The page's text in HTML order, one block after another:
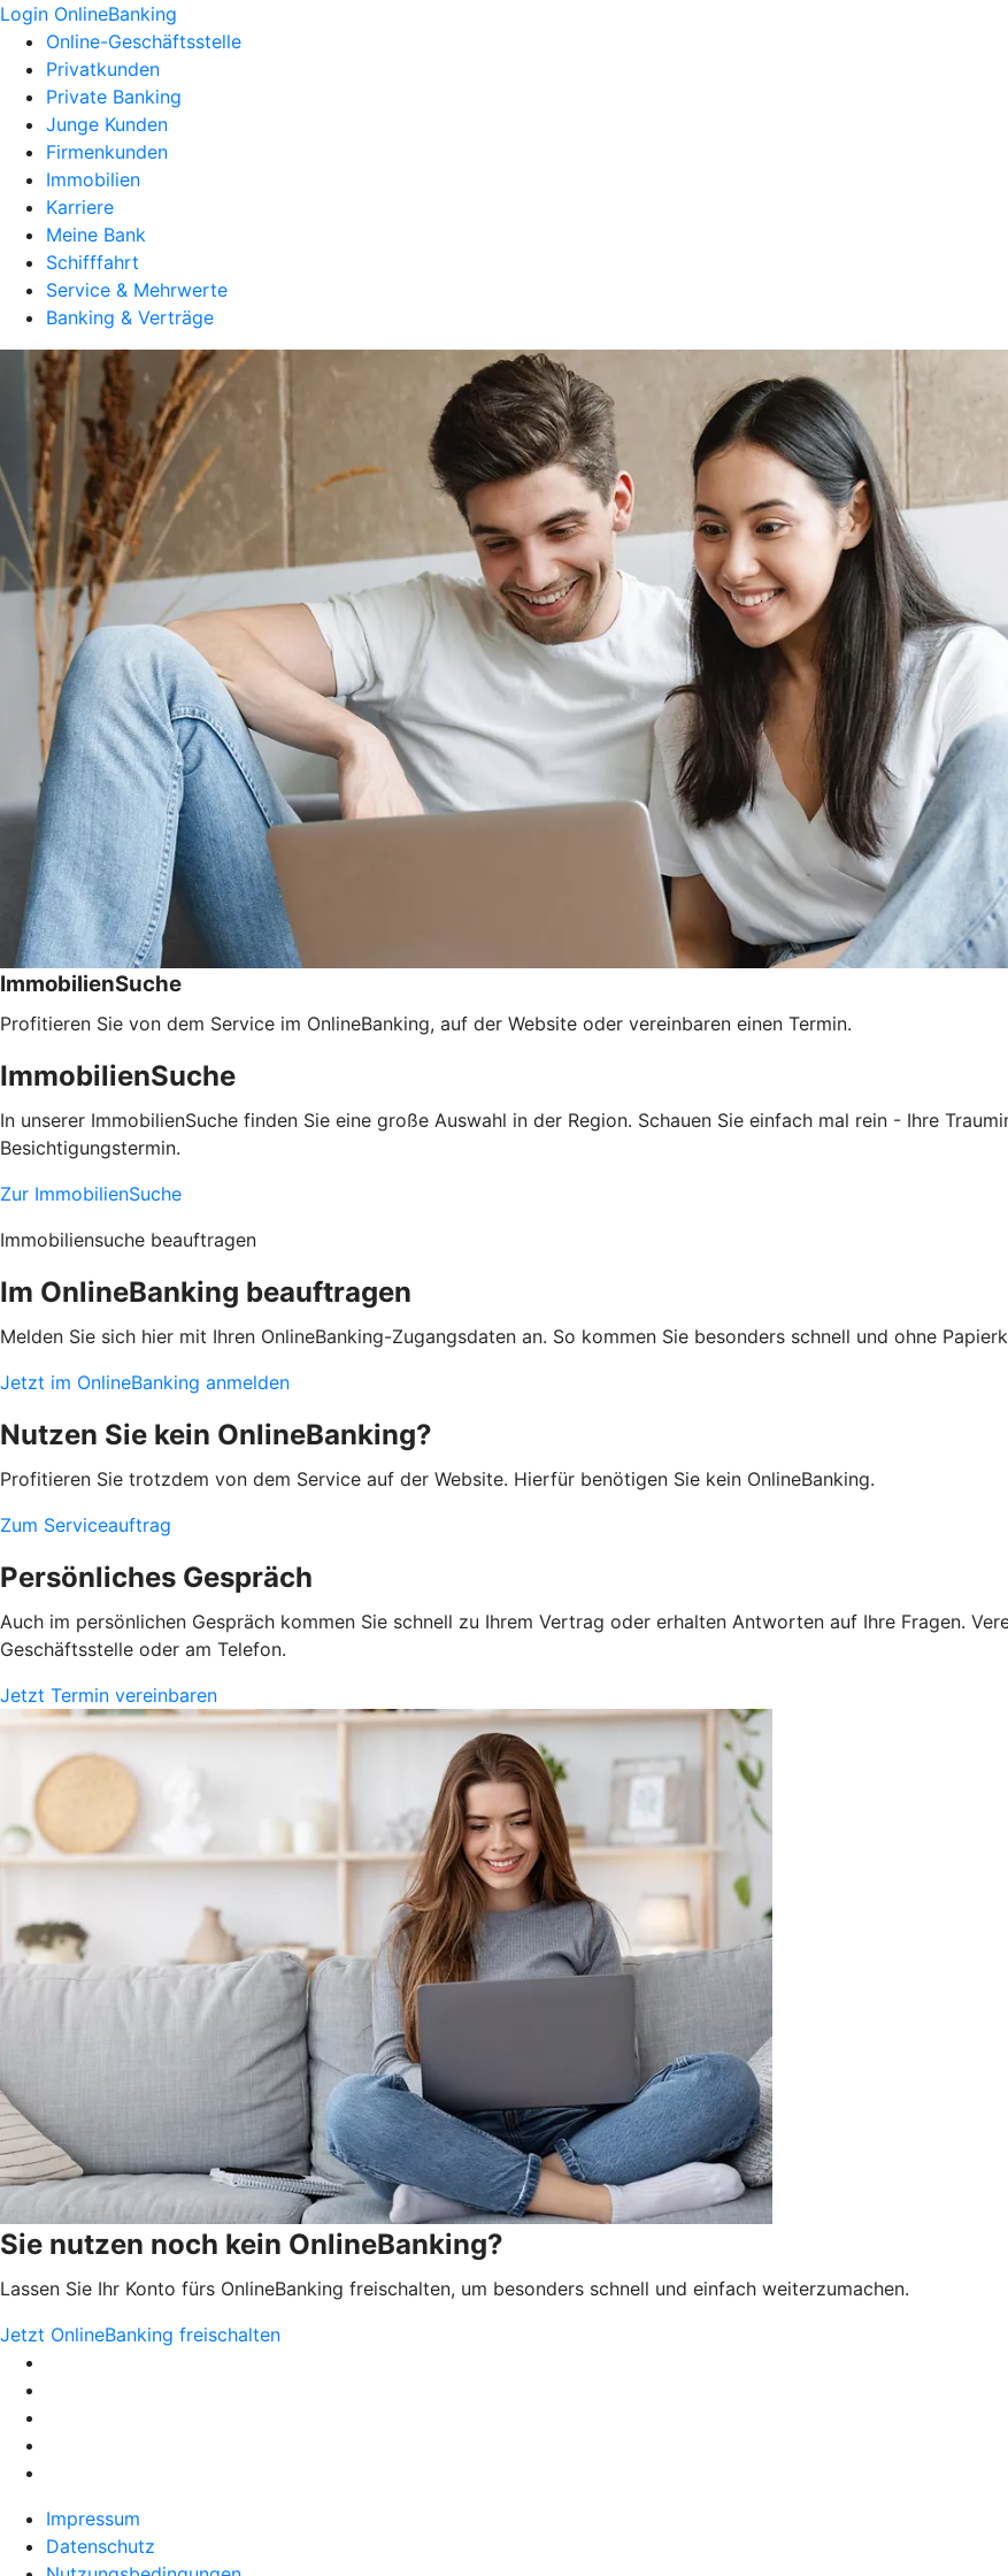
Login OnlineBanking
Online-Geschäftsstelle
Privatkunden
Private Banking
Junge Kunden
Firmenkunden
Immobilien
Karriere
Meine Bank
Schifffahrt
Service & Mehrwerte
Banking & Verträge
ImmobilienSuche
Profitieren Sie von dem Service im OnlineBanking, auf der Website oder vereinbaren einen Termin.
ImmobilienSuche
In unserer ImmobilienSuche finden Sie eine große Auswahl in der Region. Schauen Sie einfach mal rein - Ihre
Besichtigungstermin.
Zur ImmobilienSuche
Immobiliensuche beauftragen
Im OnlineBanking beauftragen
Melden Sie sich hier mit Ihren OnlineBanking-Zugangsdaten an. So kommen Sie besonders schnell und ohne
Jetzt im OnlineBanking anmelden
Nutzen Sie kein OnlineBanking?
Profitieren Sie trotzdem von dem Service auf der Website. Hierfür benötigen Sie kein OnlineBanking.
Zum Serviceauftrag
Persönliches Gespräch
Auch im persönlichen Gespräch kommen Sie schnell zu Ihrem Vertrag oder erhalten Antworten auf Ihre Fragen.
Geschäftsstelle oder am Telefon.
Jetzt Termin vereinbaren
Sie nutzen noch kein OnlineBanking?
Lassen Sie Ihr Konto fürs OnlineBanking freischalten, um besonders schnell und einfach weiterzumachen.
Jetzt OnlineBanking freischalten
Impressum
Datenschutz